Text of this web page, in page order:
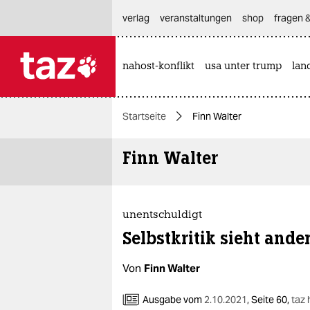
themen
politik
gesellschaft
kultur
verlag
veranstaltungen shop fragen
nahost-konflikt usa unter trump
Startseite Finn Walter
Finn Walter
unentschuldigt
Selbstkritik sieht
Von Finn Walter
Ausgabe vom 2.10.2021,Seite 60,taz